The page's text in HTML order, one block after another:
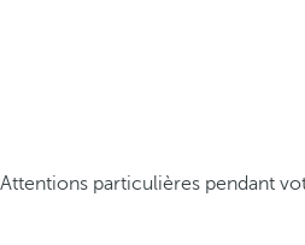
Attentions particulières pendant